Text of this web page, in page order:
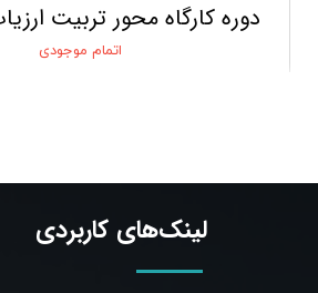
اتمام موجودی
لینک‌های کاربردی